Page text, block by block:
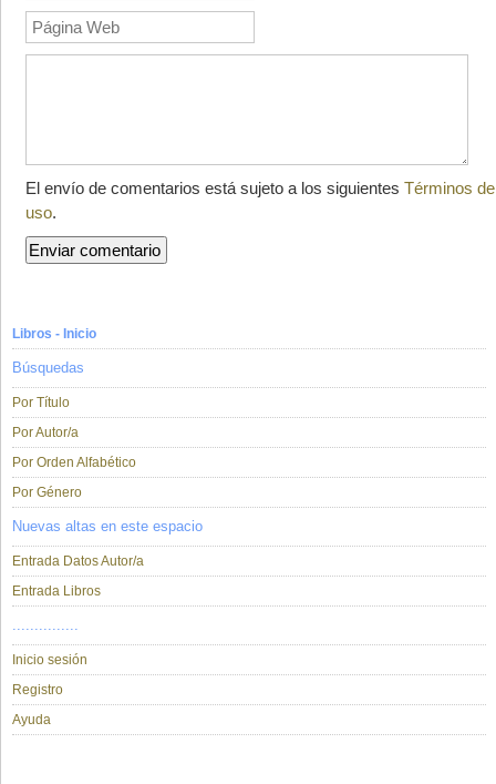
El envío de comentarios está sujeto a los siguientes Términos de
uso.
Libros - Inicio
Búsquedas
Por Título
Por Autor/a
Por Orden Alfabético
Por Género
Nuevas altas en este espacio
Entrada Datos Autor/a
Entrada Libros
...............
Inicio sesión
Registro
Ayuda